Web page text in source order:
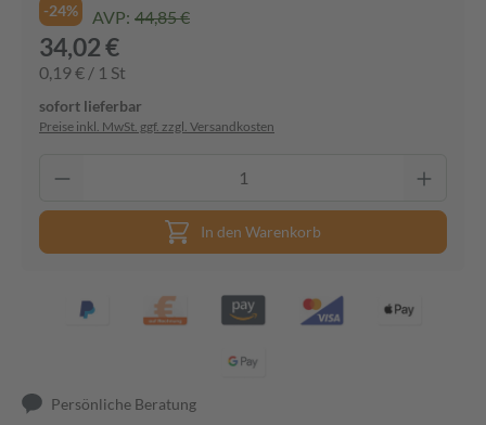
-24% AVP: 44,85 €
34,02 €
0,19 € / 1 St
sofort lieferbar
Preise inkl. MwSt. ggf. zzgl. Versandkosten
In den Warenkorb
Persönliche Beratung